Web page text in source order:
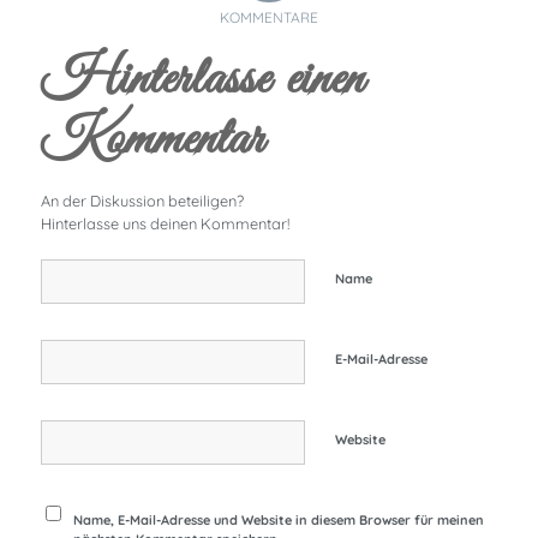
KOMMENTARE
Hinterlasse einen
Kommentar
An der Diskussion beteiligen?
Hinterlasse uns deinen Kommentar!
Name
E-Mail-Adresse
Website
Name, E-Mail-Adresse und Website in diesem Browser für meinen